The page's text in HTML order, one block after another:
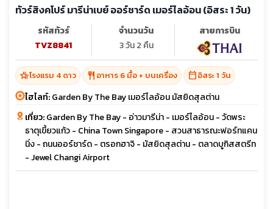
ทัวร์สิงคโปร์ มารีน่าเบย์ ออร์ชาร์ด เมอร์ไลอ้อน (อิสระ 1 วัน)
รหัสทัวร์
TVZ8841
จำนวนวัน
3 วัน 2 คืน
สายการบิน
hotel_classโรงแรม 4 ดาว restaurant อาหาร 6 มื้อ + บนเครื่อง calendar_todayอิสระ 1 วัน
ไฮไลท์:Garden By The Bay เมอร์ไลอ้อน มัสยิดสุลต่าน
เที่ยว:Garden By The Bay - อ่าวมารีน่า - เมอร์ไลอ้อน - วัดพระ
ธาตุเขี้ยวแก้ว - China Town Singapore - สวนสาธารณะฟอร์ทแคน
นิ่ง - ถนนออร์ชาร์ด - ตรอกฮาจิ - มัสยิดสุลต่าน - ตลาดบูกิสสตรีท
- Jewel Changi Airport